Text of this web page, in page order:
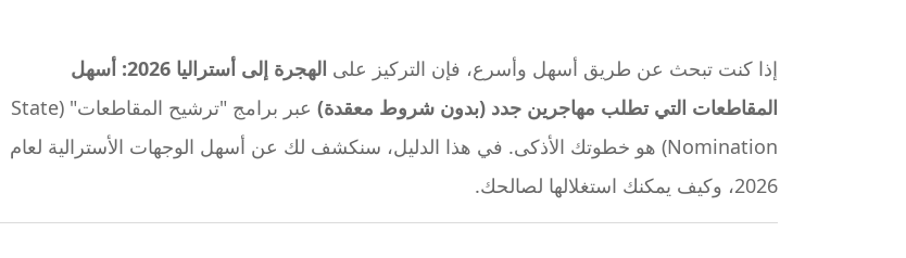
إذا كنت تبحث عن طريق أسهل وأسرع، فإن التركيز على
الهجرة إلى أستراليا 2026: أسهل
المقاطعات التي تطلب مهاجرين جدد (بدون شروط معقدة)
عبر برامج "ترشيح المقاطعات" (State
Nomination) هو خطوتك الأذكى. في هذا الدليل، سنكشف لك عن أسهل الوجهات الأسترالية لعام
2026، وكيف يمكنك استغلالها لصالحك.